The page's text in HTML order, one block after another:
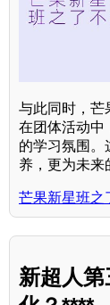
与此同时，芒
在团体活动中
的学习氛围。
养，更为未来
芒果新星班之
新超人